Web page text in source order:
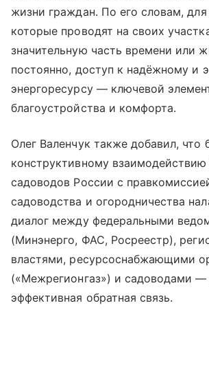
жизни граждан. По его словам,
которые проводят на своих
значительную часть времени или
постоянно, доступ к надёжному и
энергоресурсу — ключевой
благоустройства и комфорта.
Олег Валенчук также добавил, что
конструктивному
садоводов России с
садоводства и огородничества
диалог между федеральными
(Минэнерго, ФАС, Росреестр),
властями, ресурсоснабжающими
(«Межрегионгаз») и садоводами —
эффективная обратная связь.